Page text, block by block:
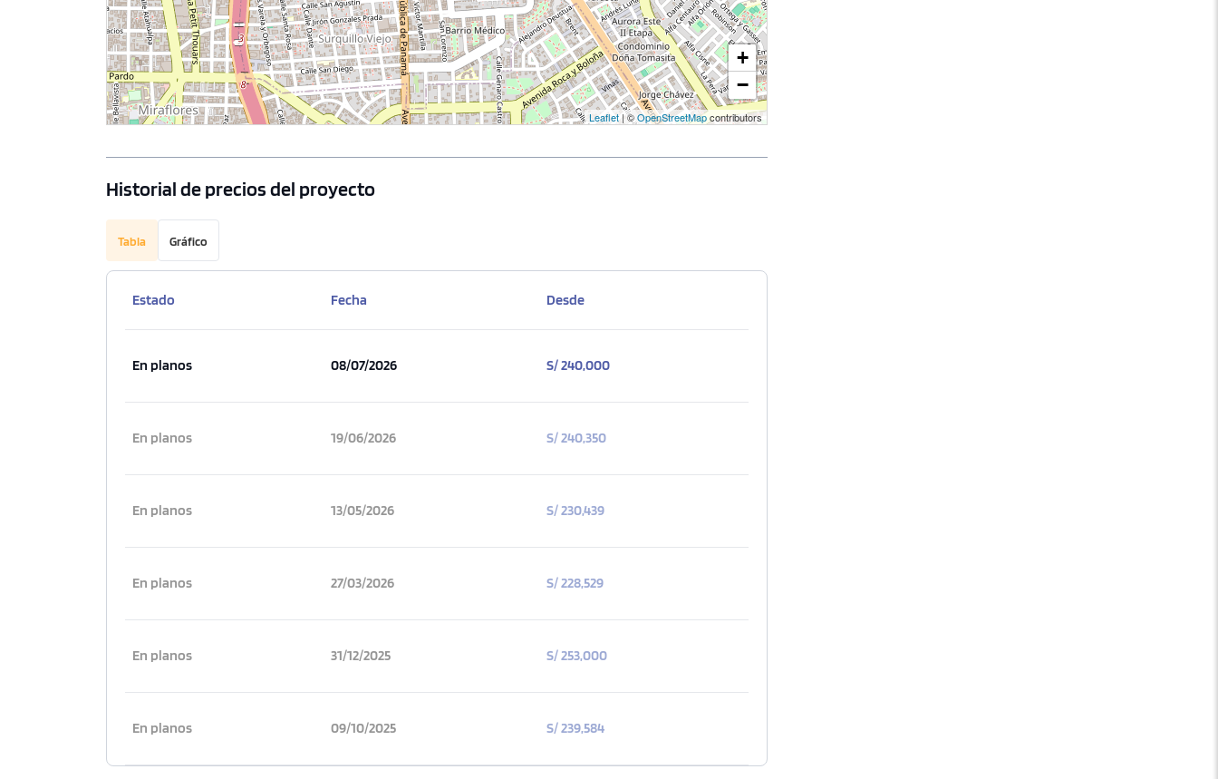
+
−
Leaflet| ©OpenStreetMapcontributors
Historial de precios del proyecto
Tabla Gráfico
Estado Fecha Desde
En planos 08/07/2026 S/ 240,000
En planos 19/06/2026 S/ 240,350
En planos 13/05/2026 S/ 230,439
En planos 27/03/2026 S/ 228,529
En planos 31/12/2025 S/ 253,000
En planos 09/10/2025 S/ 239,584